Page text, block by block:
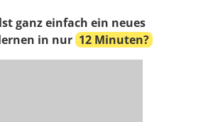
ganz einfach ein neues
in nur 12 Minuten?